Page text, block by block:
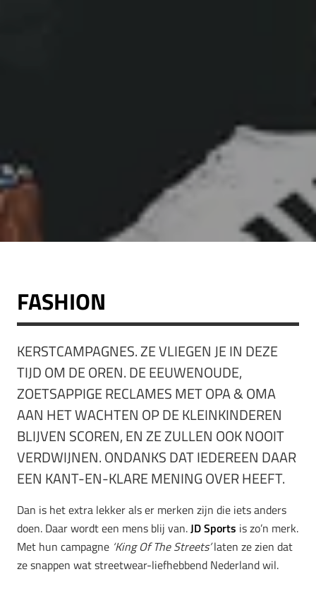
FASHION
KERSTCAMPAGNES. ZE VLIEGEN JE IN DEZE
TIJD OM DE OREN. DE EEUWENOUDE,
ZOETSAPPIGE RECLAMES MET OPA & OMA
AAN HET WACHTEN OP DE KLEINKINDEREN
BLIJVEN SCOREN, EN ZE ZULLEN OOK NOOIT
VERDWIJNEN. ONDANKS DAT IEDEREEN DAAR
EEN KANT-EN-KLARE MENING OVER HEEFT.
Dan is het extra lekker als er merken zijn die iets anders
doen. Daar wordt een mens blij van.JD Sports is zo’n merk.
Met hun campagne ‘King Of The Streets’laten ze zien dat
ze snappen wat streetwear-liefhebbend Nederland wil.